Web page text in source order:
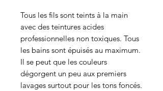
Tous les fils sont teints à la main
avec des teintures acides
professionnelles non toxiques. Tous
les bains sont épuisés au maximum.
Il se peut que les couleurs
dégorgent un peu aux premiers
lavages surtout pour les tons foncés.